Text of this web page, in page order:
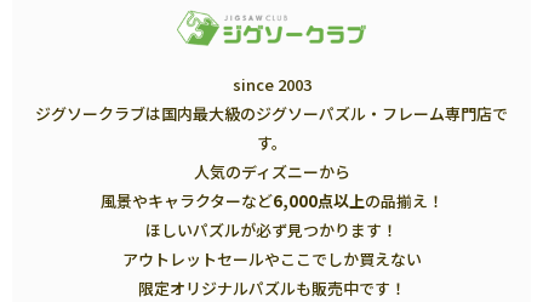
since 2003
ジグソークラブは国内最大級のジグソーパズル・フレーム専門店で
す。
人気のディズニーから
風景やキャラクターなど6,000点以上の品揃え！
ほしいパズルが必ず見つかります！
アウトレットセールやここでしか買えない
限定オリジナルパズルも販売中です！